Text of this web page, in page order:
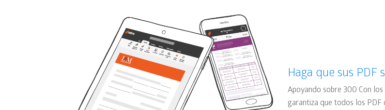
Haga que sus PDF
Apoyando sobre 300 Con
garantiza que todos los PDF